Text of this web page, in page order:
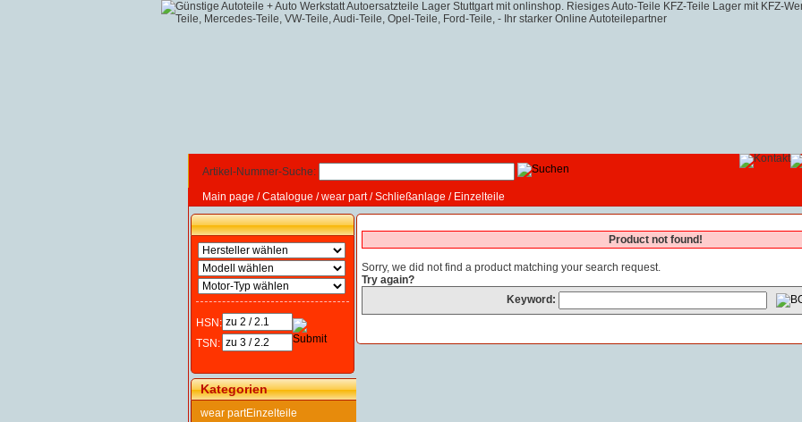
Artikel-Nummer-Suche:
Main page /Catalogue /wear part/Schließanlage / Einzelteile
HSN:
TSN:
Kategorien
wear partEinzelteile
Product not found!
Sorry, we did not find a product matching your search request.
Try again?
Keyword: